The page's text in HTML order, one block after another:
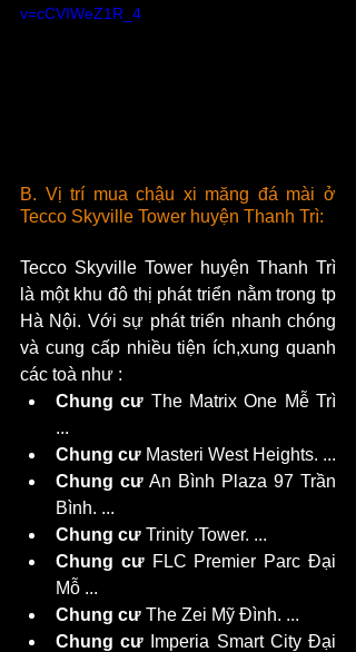
v=cCVIWeZ1R_4
B. Vị trí mua chậu xi măng đá mài ở
Tecco Skyville Tower huyện Thanh Trì:
Tecco Skyville Tower huyện Thanh Trì
là một khu đô thị phát triển nằm trong tp
Hà Nội. Với sự phát triển nhanh chóng
và cung cấp nhiều tiện ích,xung quanh
các toà như :
Chung cư The Matrix One Mễ Trì
...
Chung cư Masteri West Heights. ...
Chung cư An Bình Plaza 97 Trần
Bình. ...
Chung cư Trinity Tower. ...
Chung cư FLC Premier Parc Đại
Mỗ ...
Chung cư The Zei Mỹ Đình. ...
Chung cư Imperia Smart City Đại